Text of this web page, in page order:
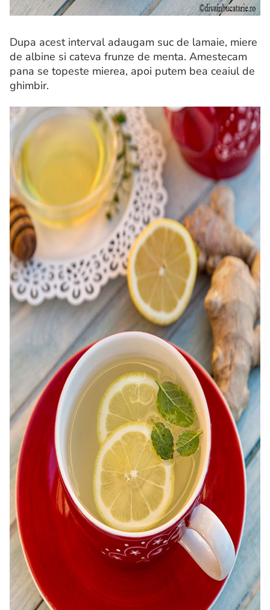
Dupa acest interval adaugam suc de lamaie, miere
de albine si cateva frunze de menta. Amestecam
pana se topeste mierea, apoi putem bea ceaiul de
ghimbir.